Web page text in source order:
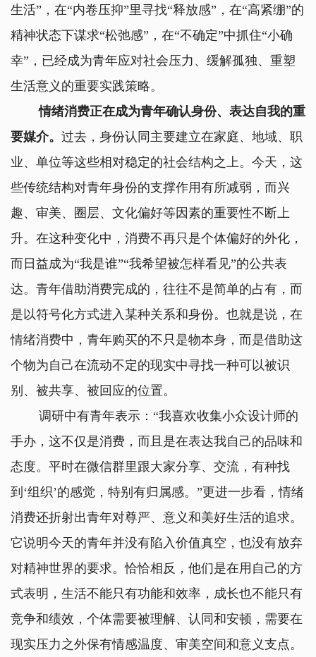
生活”，在“内卷压抑”里寻找“释放感”，在“高紧绷”的
精神状态下谋求“松弛感”，在“不确定”中抓住“小确
幸”，已经成为青年应对社会压力、缓解孤独、重塑
生活意义的重要实践策略。
情绪消费正在成为青年确认身份、表达自我的重
要媒介。 过去，身份认同主要建立在家庭、地域、职
业、单位等这些相对稳定的社会结构之上。今天，这
些传统结构对青年身份的支撑作用有所减弱，而兴
趣、审美、圈层、文化偏好等因素的重要性不断上
升。在这种变化中，消费不再只是个体偏好的外化，
而日益成为“我是谁”“我希望被怎样看见”的公共表
达。青年借助消费完成的，往往不是简单的占有，而
是以符号化方式进入某种关系和身份。也就是说，在
情绪消费中，青年购买的不只是物本身，而是借助这
个物为自己在流动不定的现实中寻找一种可以被识
别、被共享、被回应的位置。
调研中有青年表示：“我喜欢收集小众设计师的
手办，这不仅是消费，而且是在表达我自己的品味和
态度。平时在微信群里跟大家分享、交流，有种找
到‘组织’的感觉，特别有归属感。”更进一步看，情绪
消费还折射出青年对尊严、意义和美好生活的追求。
它说明今天的青年并没有陷入价值真空，也没有放弃
对精神世界的要求。恰恰相反，他们是在用自己的方
式表明，生活不能只有功能和效率，成长也不能只有
竞争和绩效，个体需要被理解、认同和安顿，需要在
现实压力之外保有情感温度、审美空间和意义支点。